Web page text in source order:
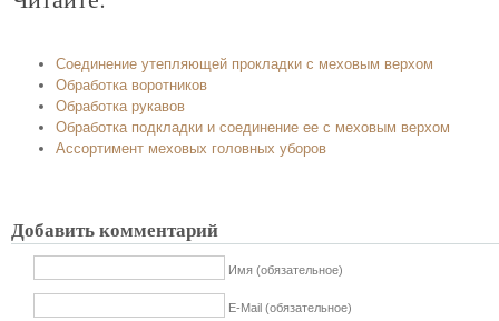
Соединение утепляющей прокладки с меховым верхом
Обработка воротников
Обработка рукавов
Обработка подкладки и соединение ее с меховым верхом
Ассортимент меховых головных уборов
Добавить комментарий
Имя (обязательное)
E-Mail (обязательное)